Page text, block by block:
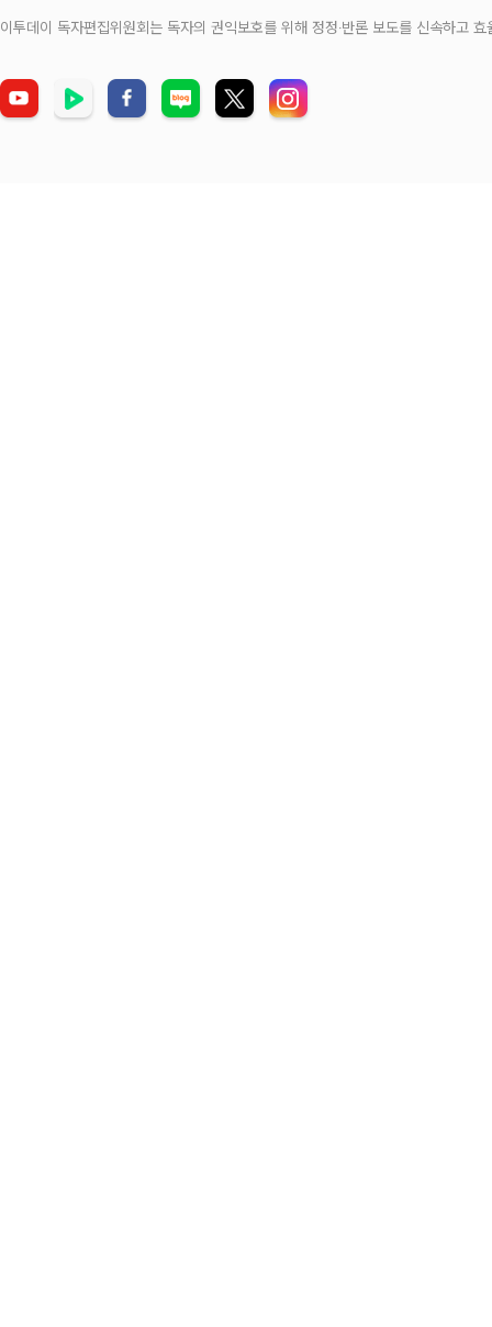
이투데이 독자편집위원회는 독자의 권익보호를 위해 정정‧반론 보도를 신속하고